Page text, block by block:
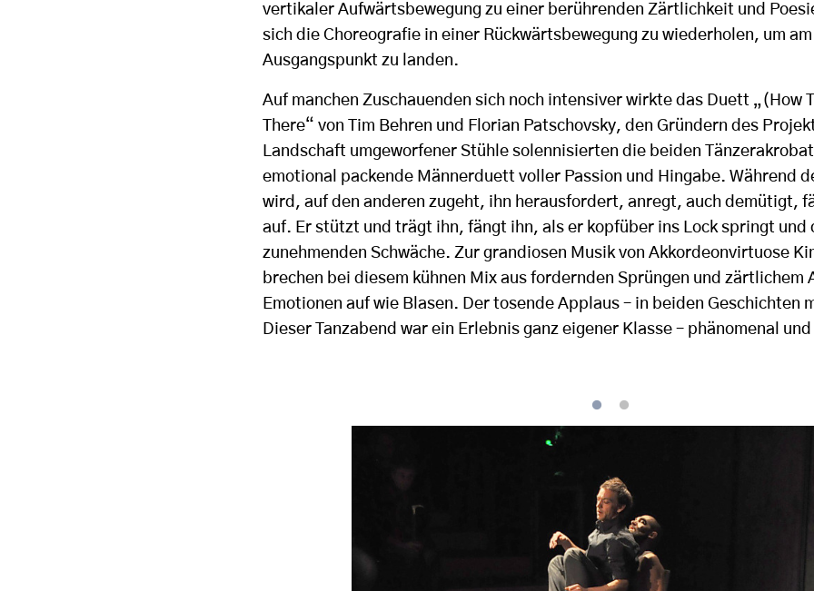
vertikaler Aufwärtsbewegung zu einer berührenden Zärtlichkeit und
sich die Choreografie in einer Rückwärtsbewegung zu wiederholen, um
Ausgangspunkt zu landen.
Auf manchen Zuschauenden sich noch intensiver wirkte das Duett „(How
There“ von Tim Behren und Florian Patschovsky, den Gründern des
Landschaft umgeworfener Stühle solennisierten die beiden
emotional packende Männerduett voller Passion und Hingabe. Während
wird, auf den anderen zugeht, ihn herausfordert, anregt, auch demütigt,
auf. Er stützt und trägt ihn, fängt ihn, als er kopfüber ins Lock springt und
zunehmenden Schwäche. Zur grandiosen Musik von Akkordeonvirtuose
brechen bei diesem kühnen Mix aus fordernden Sprüngen und zärtlichem
Emotionen auf wie Blasen. Der tosende Applaus – in beiden Geschichten
Dieser Tanzabend war ein Erlebnis ganz eigener Klasse – phänomenal